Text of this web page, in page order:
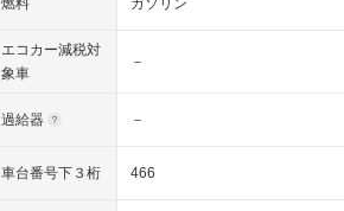
エコカー減税対
象車
－
過給器 －
車台番号下３桁 466